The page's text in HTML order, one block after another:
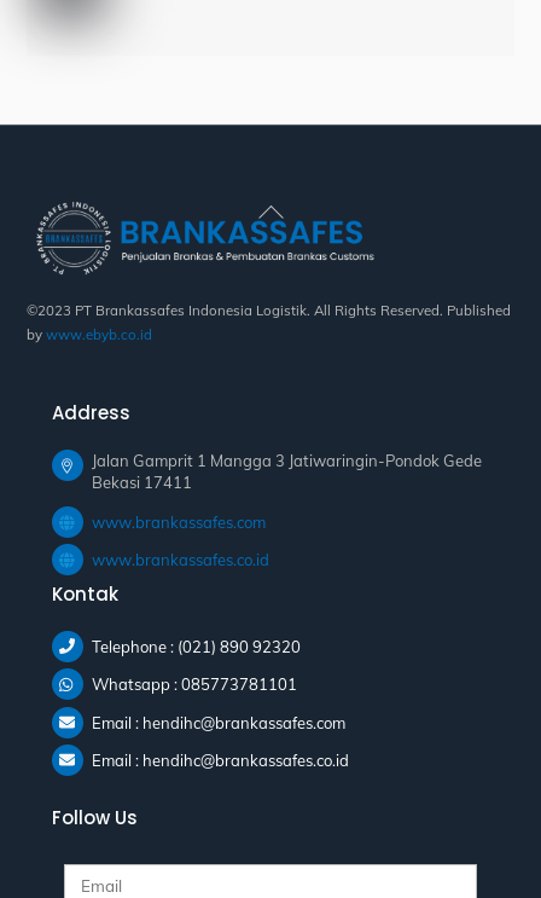
Back
To
Top
©2023 PT Brankassafes Indonesia Logistik. All Rights Reserved. Published
bywww.ebyb.co.id
Address
Jalan Gamprit 1 Mangga 3 Jatiwaringin-Pondok Gede
Bekasi 17411
www.brankassafes.com
www.brankassafes.co.id
Kontak
Telephone : (021) 890 92320
Whatsapp : 085773781101
Email : hendihc@brankassafes.com
Email : hendihc@brankassafes.co.id
Follow Us